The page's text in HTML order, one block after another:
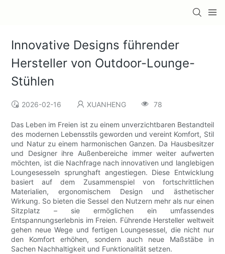
Innovative Designs führender
Hersteller von Outdoor-Lounge-
Stühlen
2026-02-16 XUANHENG 78
Das Leben im Freien ist zu einem unverzichtbaren Bestandteil
des modernen Lebensstils geworden und vereint Komfort, Stil
und Natur zu einem harmonischen Ganzen. Da Hausbesitzer
und Designer ihre Außenbereiche immer weiter aufwerten
möchten, ist die Nachfrage nach innovativen und langlebigen
Loungesesseln sprunghaft angestiegen. Diese Entwicklung
basiert auf dem Zusammenspiel von fortschrittlichen
Materialien, ergonomischem Design und ästhetischer
Wirkung. So bieten die Sessel den Nutzern mehr als nur einen
Sitzplatz – sie ermöglichen ein umfassendes
Entspannungserlebnis im Freien. Führende Hersteller weltweit
gehen neue Wege und fertigen Loungesessel, die nicht nur
den Komfort erhöhen, sondern auch neue Maßstäbe in
Sachen Nachhaltigkeit und Funktionalität setzen.